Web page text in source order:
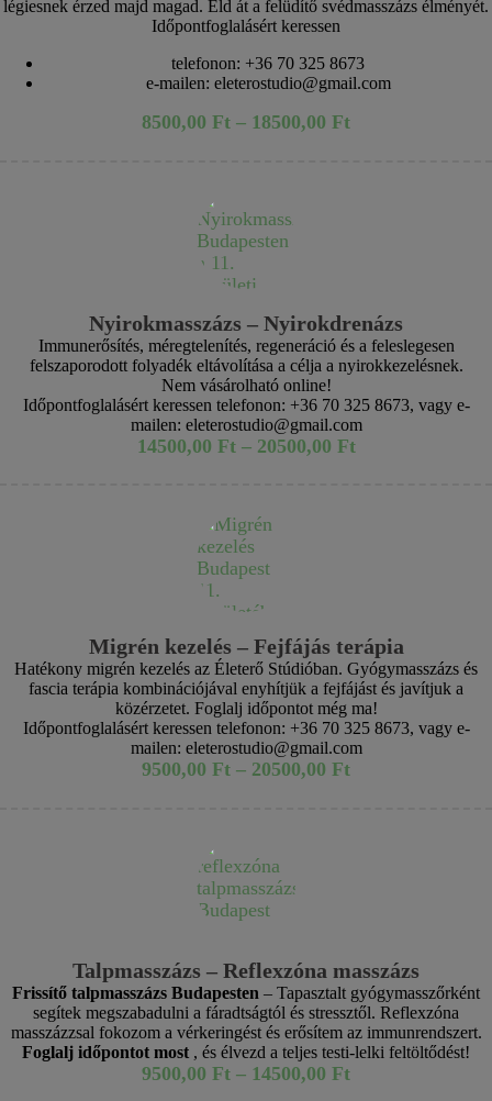
légiesnek érzed majd magad. Éld át a felüdítő svédmasszázs élményét.
Időpontfoglalásért keressen
telefonon: +36 70 325 8673
e-mailen: eleterostudio@gmail.com
8500,00 Ft – 18500,00 Ft
Nyirokmasszázs – Nyirokdrenázs
Immunerősítés, méregtelenítés, regeneráció és a feleslegesen
felszaporodott folyadék eltávolítása a célja a nyirokkezelésnek.
Nem vásárolható online!
Időpontfoglalásért keressen telefonon: +36 70 325 8673, vagy e-
mailen: eleterostudio@gmail.com
14500,00 Ft – 20500,00 Ft
Migrén kezelés – Fejfájás terápia
Hatékony migrén kezelés az Életerő Stúdióban. Gyógymasszázs és
fascia terápia kombinációjával enyhítjük a fejfájást és javítjuk a
közérzetet. Foglalj időpontot még ma!
Időpontfoglalásért keressen telefonon: +36 70 325 8673, vagy e-
mailen: eleterostudio@gmail.com
9500,00 Ft – 20500,00 Ft
Talpmasszázs – Reflexzóna masszázs
Frissítő talpmasszázs Budapesten – Tapasztalt gyógymasszőrként
segítek megszabadulni a fáradtságtól és stressztől. Reflexzóna
masszázzsal fokozom a vérkeringést és erősítem az immunrendszert.
Foglalj időpontot most , és élvezd a teljes testi-lelki feltöltődést!
9500,00 Ft – 14500,00 Ft